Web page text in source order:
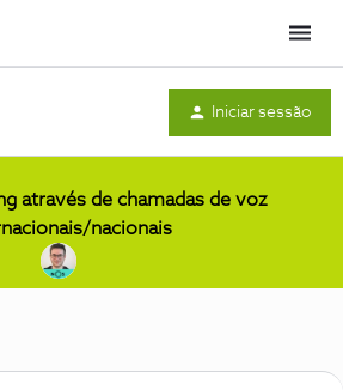
Menu
Iniciar sessão
através de chamadas de voz
nacionais